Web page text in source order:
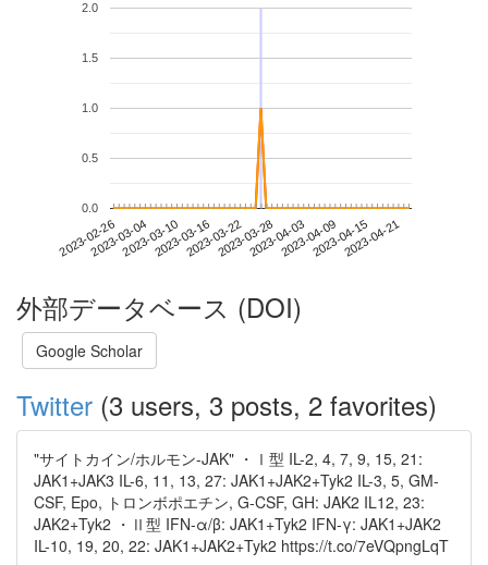
2023-02-262023-03-042023-03-102023-03-162023-03-222023-03-282023-04-032023-04-092023-04-152023-04-21
0.0
0.5
1.0
1.5
2.0
外部データベース (DOI)
Google Scholar
Twitter (3 users, 3 posts, 2 favorites)
"サイトカイン/ホルモン-JAK" ・Ⅰ型 IL-2, 4, 7, 9, 15, 21:
JAK1+JAK3 IL-6, 11, 13, 27: JAK1+JAK2+Tyk2 IL-3, 5, GM-
CSF, Epo, トロンボポエチン, G-CSF, GH: JAK2 IL12, 23:
JAK2+Tyk2 ・Ⅱ型 IFN-α/β: JAK1+Tyk2 IFN-γ: JAK1+JAK2
IL-10, 19, 20, 22: JAK1+JAK2+Tyk2 https://t.co/7eVQpngLqT